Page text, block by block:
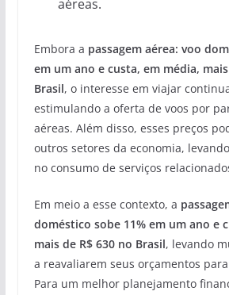
aéreas.
Embora a passagem aérea: voo
em um ano e custa, em média,
Brasil, o interesse em viajar
estimulando a oferta de voos por
aéreas. Além disso, esses preços
outros setores da economia,
no consumo de serviços
Em meio a esse contexto, a
doméstico sobe 11% em um ano e
mais de R$ 630 no Brasil, levando
a reavaliarem seus orçamentos
Para um melhor planejamento